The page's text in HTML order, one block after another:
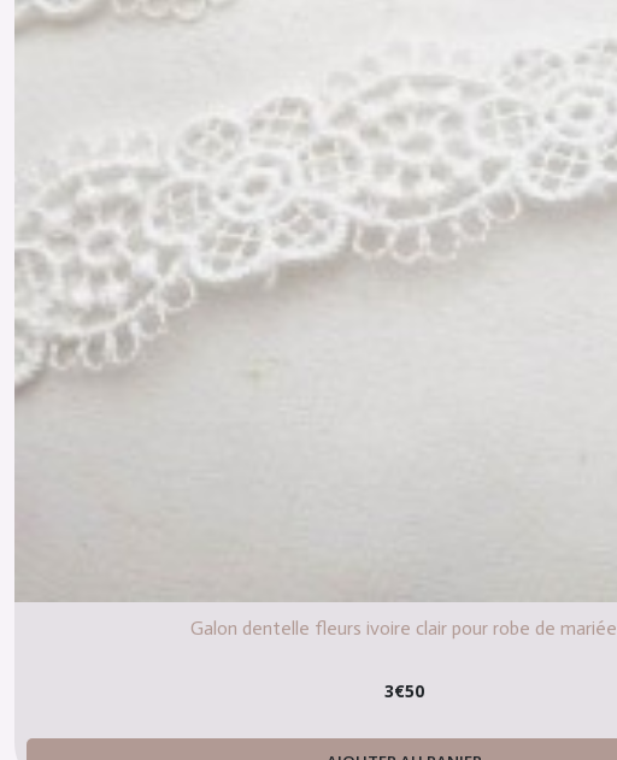
Galon dentelle fleurs ivoire clair pour robe de mariée
3€50